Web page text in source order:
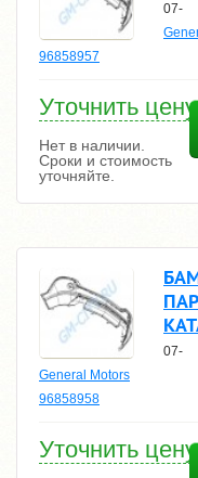
07-
96858957
Уточнить цену
Нет в наличии.
Сроки и стоимость
уточняйте.
07-
General Motors
96858958
Уточнить цену